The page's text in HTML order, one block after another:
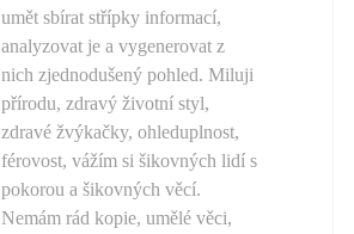
umět sbírat střípky informací,
analyzovat je a vygenerovat z
nich zjednodušený pohled. Miluji
přírodu, zdravý životní styl,
zdravé žvýkačky, ohleduplnost,
férovost, vážím si šikovných lidí s
pokorou a šikovných věcí.
Nemám rád kopie, umělé věci,